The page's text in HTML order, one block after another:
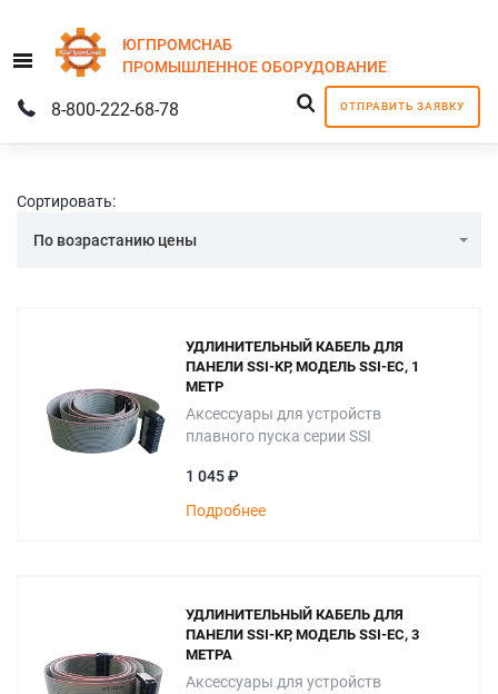
Menu
ЮГПРОМСНАБ
ПРОМЫШЛЕННОЕОБОРУДОВАНИЕ
ОТПРАВИТЬ ЗАЯВКУ
8-800-222-68-78
Сортировать:
По возрастанию цены
УДЛИНИТЕЛЬНЫЙ КАБЕЛЬ ДЛЯ
ПАНЕЛИ SSI-KP, МОДЕЛЬ SSI-EC, 1
МЕТР
Аксессуары для устройств
плавного пуска серии SSI
1 045 ₽
Подробнее
УДЛИНИТЕЛЬНЫЙ КАБЕЛЬ ДЛЯ
ПАНЕЛИ SSI-KP, МОДЕЛЬ SSI-EC, 3
МЕТРА
Аксессуары для устройств